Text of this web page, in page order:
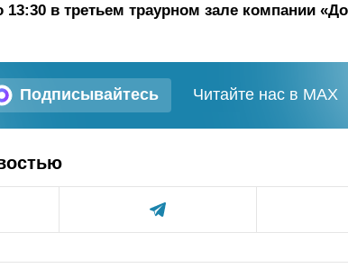
13:30 в третьем траурном зале компании
Подписывайтесь Читайте нас в MAX